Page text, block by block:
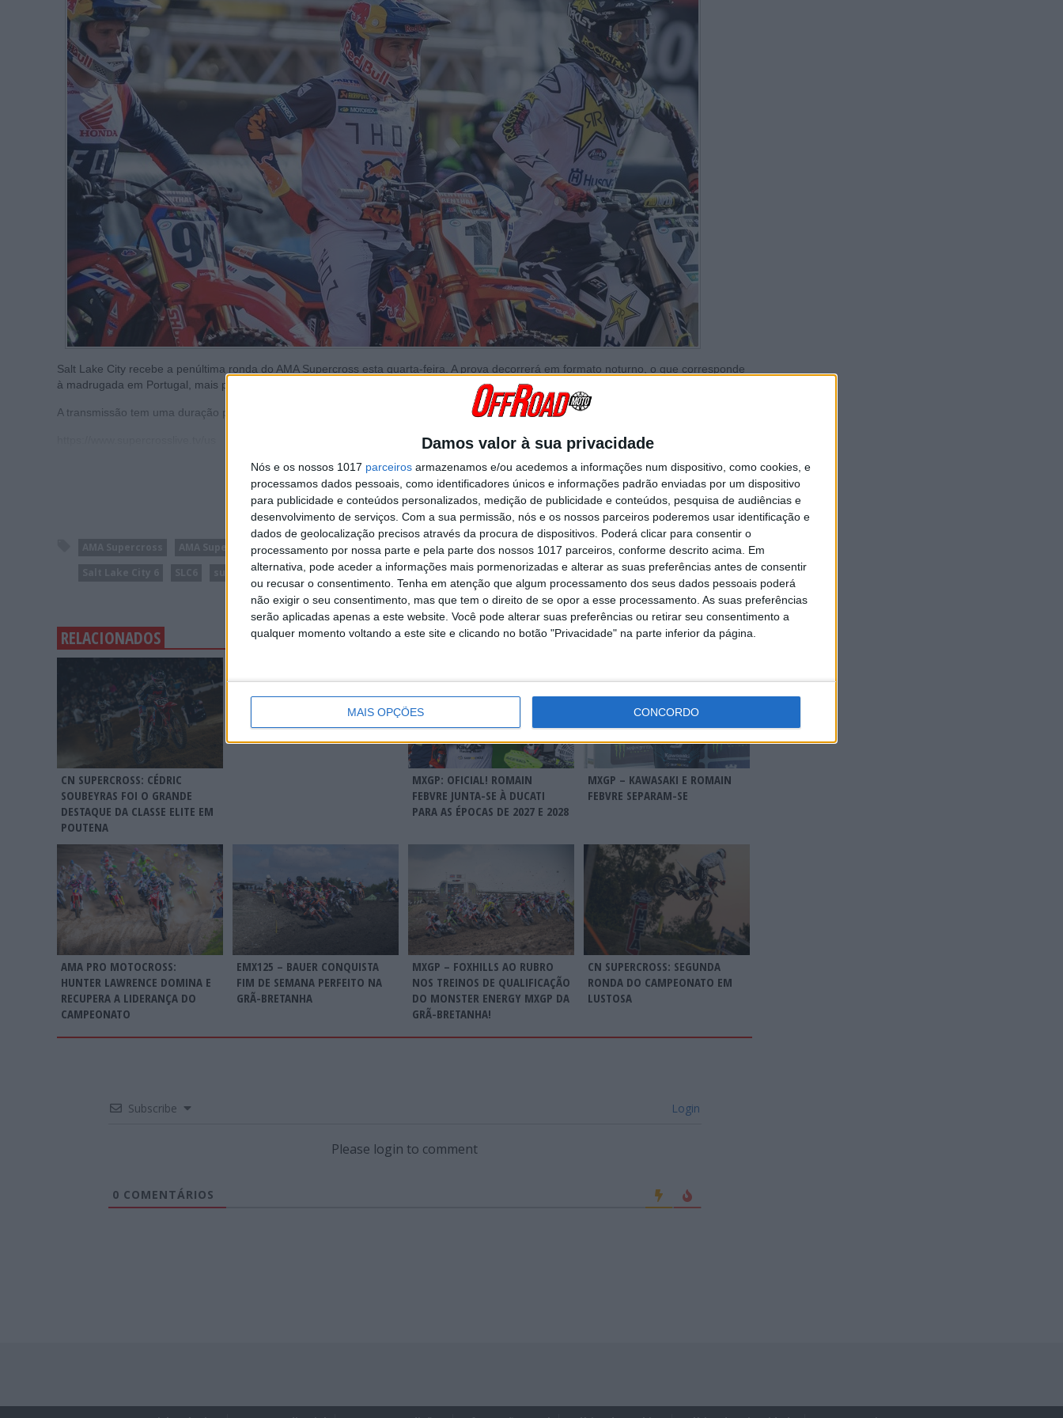
Damos valor à sua privacidade
Nós e os nossos 1017 parceiros armazenamos e/ou acedemos a informações num dispositivo, como cookies, e
processamos dados pessoais, como identificadores únicos e informações padrão enviadas por um dispositivo
para publicidade e conteúdos personalizados, medição de publicidade e conteúdos, pesquisa de audiências e
desenvolvimento de serviços. Com a sua permissão, nós e os nossos parceiros poderemos usar identificação e
dados de geolocalização precisos através da procura de dispositivos. Poderá clicar para consentir o
processamento por nossa parte e pela parte dos nossos 1017 parceiros, conforme descrito acima. Em
alternativa, pode aceder a informações mais pormenorizadas e alterar as suas preferências antes de consentir
ou recusar o consentimento. Tenha em atenção que algum processamento dos seus dados pessoais poderá
não exigir o seu consentimento, mas que tem o direito de se opor a esse processamento. As suas preferências
serão aplicadas apenas a este website. Você pode alterar suas preferências ou retirar seu consentimento a
qualquer momento voltando a este site e clicando no botão "Privacidade" na parte inferior da página.
MAIS OPÇÕES CONCORDO
Salt Lake City recebe a penúltima ronda do AMA Supercross esta quarta-feira. A prova decorrerá em formato noturno, o que corresponde
à madrugada em Portugal, mais precisamente entre 00.00h e as 03.00h de quinta-feira.
A transmissão tem uma duração prevista de três horas e a forma de assistir em direto à transmissão oficial é acedendo a este link.
Continuar a ler
AMA Supercross 2020 AMA SX 250 Costa Este AMA SX 450 Quarta-feira Quinta-feira
Salt Lake City
supercrosslive.tv
RELACIONADOS
CN SUPERCROSS: CÉDRIC
SOUBEYRAS FOI O GRANDE
DESTAQUE DA CLASSE ELITE EM
POUTENA
NA AREIA DE LOMMEL; VITÓRIA
RECORDE E LIDERANÇA
MXGP: OFICIAL! ROMAIN
FEBVRE JUNTA-SE À DUCATI
PARA AS ÉPOCAS DE 2027 E 2028
MXGP – KAWASAKI E ROMAIN
FEBVRE SEPARAM-SE
AMA PRO MOTOCROSS:
HUNTER LAWRENCE DOMINA E
RECUPERA A LIDERANÇA DO
CAMPEONATO
EMX125 – BAUER CONQUISTA
FIM DE SEMANA PERFEITO NA
GRÃ-BRETANHA
MXGP – FOXHILLS AO RUBRO
NOS TREINOS DE QUALIFICAÇÃO
DO MONSTER ENERGY MXGP DA
GRÃ-BRETANHA!
CN SUPERCROSS: SEGUNDA
RONDA DO CAMPEONATO EM
LUSTOSA
Subscribe Login
Please login to comment
0 COMENTÁRIOS